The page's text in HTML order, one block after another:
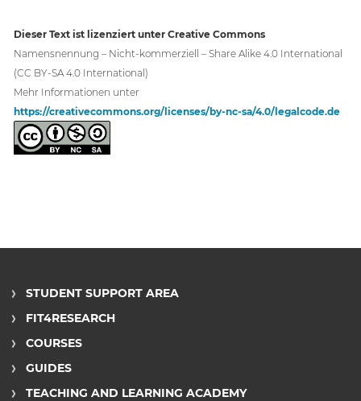
Dieser Text ist lizenziert unter Creative Commons
Namensnennung – Nicht-kommerziell – Share Alike 4.0 International
(CC BY-SA 4.0 International)
Mehr Informationen unter
https://creativecommons.org/licenses/by-nc-sa/4.0/legalcode.de
STUDENT SUPPORT AREA
FIT4RESEARCH
COURSES
GUIDES
TEACHING AND LEARNING ACADEMY